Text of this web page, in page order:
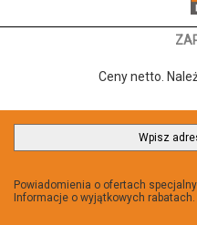
Ceny netto.
Powiadomienia o ofertach
Informacje o wyjątkowych rabatach.